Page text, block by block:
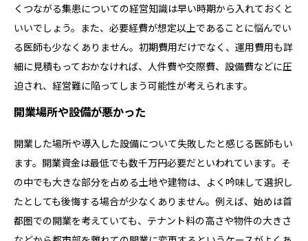
くつながる集患についての経営知識は早い時期から入れておくと
いいでしょう。また、必要経費が想定以上であることに悩んでい
る医師も少なくありません。初期費用だけでなく、運用費用も詳
細に見積もっておかなければ、人件費や交際費、設備費などに圧
迫され、経営難に陥ってしまう可能性が考えられます。
開業場所や設備が悪かった
開業した場所や導入した設備について失敗したと感じる医師もい
ます。開業資金は最低でも数千万円必要だといわれています。そ
の中でも大きな部分を占める土地や建物は、よく吟味して選択し
たとしても後悔する場合が少なくありません。例えば、始めは首
都圏での開業を考えていても、テナント料の高さや物件の大きさ